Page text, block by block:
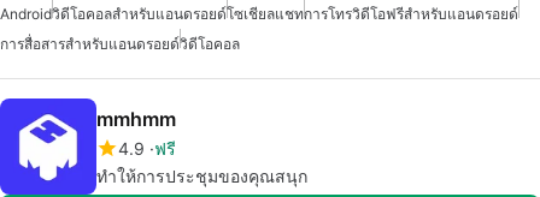
Androidวิดีโอคอลสำหรับแอนดรอยด์โซเชียลแชทการโทรวิดีโอฟรีสำหรับแอนดรอยด์
การสื่อสารสำหรับแอนดรอยด์วิดีโอคอล
mmhmm
4.9 ฟรี
ทำให้การประชุมของคุณสนุก